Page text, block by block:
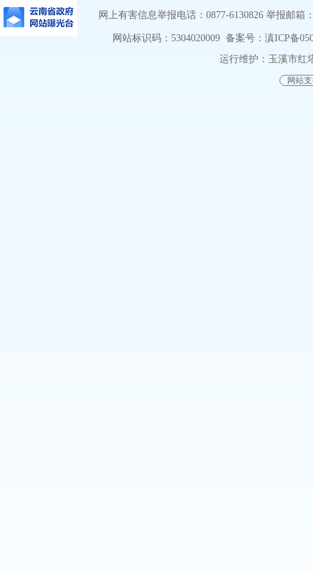
网上有害信息举报电话：0877-6130826 举报邮箱
网站标识码：5304020009 备案号：滇ICP备
运行维护：玉溪市红
网站